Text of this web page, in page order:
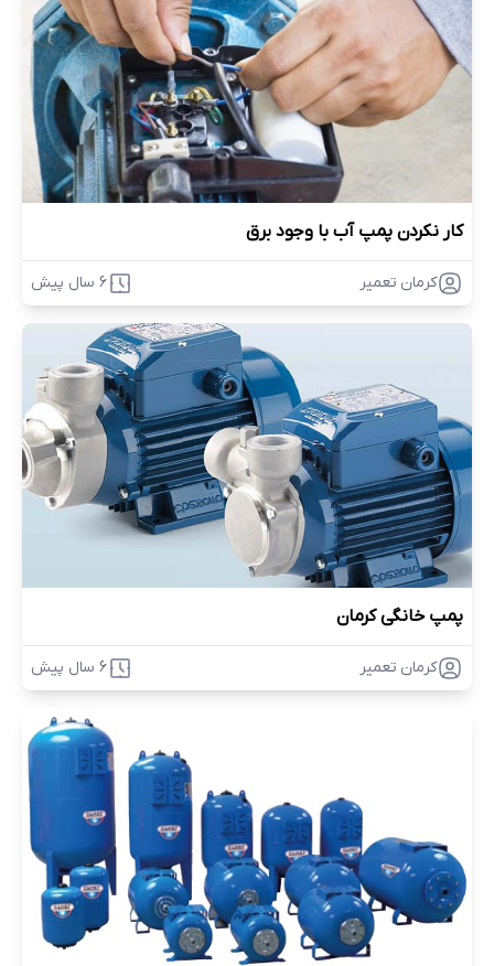
کار نکردن پمپ آب با وجود برق
کرمان تعمیر 6 سال پیش
پمپ خانگی کرمان
کرمان تعمیر 6 سال پیش